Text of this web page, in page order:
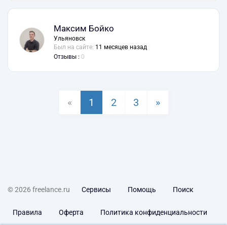
Максим Бойко
Ульяновск
Был на сайте: 11 месяцев назад
Отзывы : 0
« 1 2 3 »
© 2026 freelance.ru Сервисы Помощь Поиск
Правила Оферта Политика конфиденциальности